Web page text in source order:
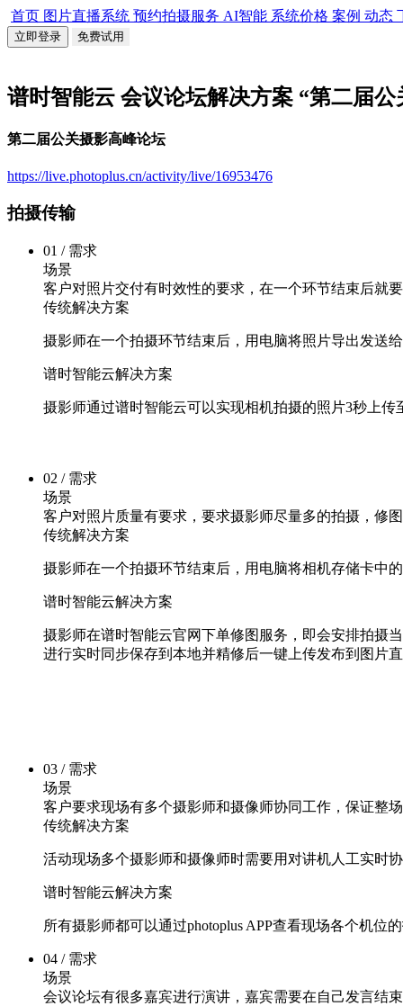
首页 图片直播系统 预约拍摄服务 AI智能 系统价格 案例 动态
立即登录 免费试用
谱时智能云 会议论坛解决方案 “第二届
第二届公关摄影高峰论坛
https://live.photoplus.cn/activity/live/16953476
拍摄传输
01 / 需求
场景
客户对照片交付有时效性的要求，在一个环节结束后就
传统解决方案
摄影师在一个拍摄环节结束后，用电脑将照片导出发送
谱时智能云解决方案
摄影师通过谱时智能云可以实现相机拍摄的照片3秒上
02 / 需求
场景
客户对照片质量有要求，要求摄影师尽量多的拍摄，修
传统解决方案
摄影师在一个拍摄环节结束后，用电脑将相机存储卡中
谱时智能云解决方案
摄影师在谱时智能云官网下单修图服务，即会安排拍摄
进行实时同步保存到本地并精修后一键上传发布到图片
03 / 需求
场景
客户要求现场有多个摄影师和摄像师协同工作，保证整
传统解决方案
活动现场多个摄影师和摄像师时需要用对讲机人工实时
谱时智能云解决方案
所有摄影师都可以通过photoplus APP查看现场各个机
04 / 需求
场景
会议论坛有很多嘉宾进行演讲，嘉宾需要在自己发言结